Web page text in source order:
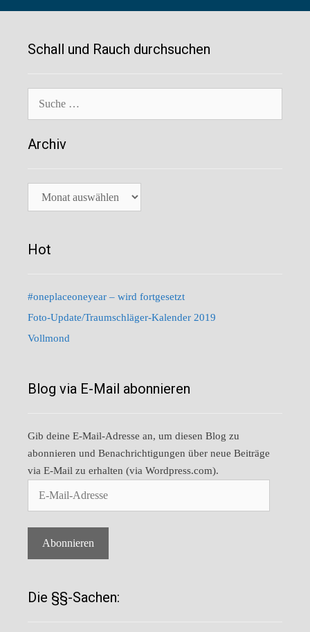
Schall und Rauch durchsuchen
Archiv
Hot
#oneplaceoneyear – wird fortgesetzt
Foto-Update/Traumschläger-Kalender 2019
Vollmond
Blog via E-Mail abonnieren
Gib deine E-Mail-Adresse an, um diesen Blog zu
abonnieren und Benachrichtigungen über neue Beiträge
via E-Mail zu erhalten (via Wordpress.com).
Abonnieren
Die §§-Sachen: